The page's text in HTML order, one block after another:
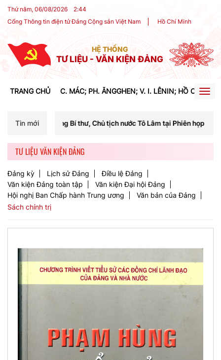
Thứ năm, 06/08/2026 2:44
Cổng Thông tin điện tử Đảng Cộng sản Việt Nam
Hồ Chí Minh
HỆ THỐNG
TƯ LIỆU - VĂN KIỆN ĐẢNG
TRANG CHỦ C. MÁC; PH. ĂNGGHEN; V. I. LÊNIN; HỒ CHÍ
Tin mới
tịch nước Tô Lâm tại Phiên họp Ban Chỉ đạo Trung ương thực
TƯ LIỆU VĂN KIỆN ĐẢNG
Đảng kỳ Lịch sử Đảng
Điều lệ Đảng
Văn kiện Đảng toàn tập
Văn kiện Đại hội Đảng
Hội nghị Ban Chấp hành Trung ương
Văn bản của Đảng
Sách chính trị